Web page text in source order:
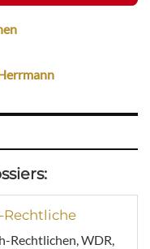
Rechtlichen, WDR,